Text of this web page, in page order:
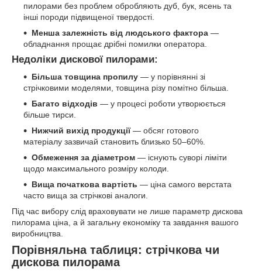
пилорами без проблем обробляють дуб, бук, ясень та
інші породи підвищеної твердості.
Менша залежність від людського фактора —
обладнання прощає дрібні помилки оператора.
Недоліки дискової пилорами:
Більша товщина пропилу — у порівнянні зі
стрічковими моделями, товщина різу помітно більша.
Багато відходів — у процесі роботи утворюється
більше тирси.
Нижчий вихід продукції— обсяг готового
матеріалу зазвичай становить близько 50–60%.
Обмеження за діаметром — існують суворі ліміти
щодо максимального розміру колоди.
Вища початкова вартість — ціна самого верстата
часто вища за стрічкові аналоги.
Під час вибору слід враховувати не лише параметр дискова
пилорама ціна, а й загальну економіку та завдання вашого
виробництва.
Порівняльна таблиця: стрічкова чи
дискова пилорама